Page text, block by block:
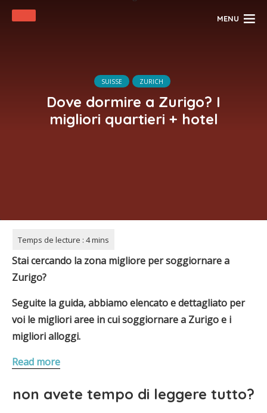
MENU
SUISSE ZURICH
Dove dormire a Zurigo? I
migliori quartieri + hotel
Stai cercando la zona migliore per soggiornare a
Zurigo?
Seguite la guida, abbiamo elencato e dettagliato per
voi le migliori aree in cui soggiornare a Zurigo e i
migliori alloggi.
Read more
non avete tempo di leggere tutto?